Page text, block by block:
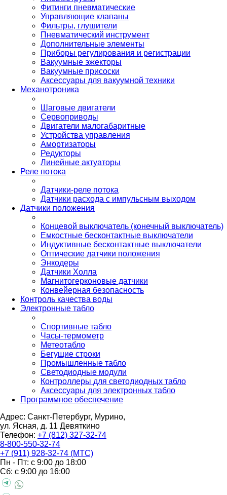
Фитинги пневматические
Управляющие клапаны
Фильтры, глушители
Пневматический инструмент
Дополнительные элементы
Приборы регулирования и регистрации
Вакуумные эжекторы
Вакуумные присоски
Аксессуары для вакуумной техники
Механотроника
Шаговые двигатели
Сервоприводы
Двигатели малогабаритные
Устройства управления
Амортизаторы
Редукторы
Линейные актуаторы
Реле потока
Датчики-реле потока
Датчики расхода с импульсным выходом
Датчики положения
Концевой выключатель (конечный выключатель)
Емкостные бесконтактные выключатели
Индуктивные бесконтактные выключатели
Оптические датчики положения
Энкодеры
Датчики Холла
Магнитогерконовые датчики
Конвейерная безопасность
Контроль качества воды
Электронные табло
Спортивные табло
Часы-термометр
Метеотабло
Бегущие строки
Промышленные табло
Светодиодные модули
Контроллеры для светодиодных табло
Аксессуары для электронных табло
Программное обеспечение
Адрес: Санкт-Петербург, Мурино,
ул. Ясная, д. 11 Девяткино
Телефон: +7 (812) 327-32-74
8-800-550-32-74
+7 (911) 928-32-74 (МТС)
Пн - Пт: с 9:00 до 18:00
Сб: с 9:00 до 16:00